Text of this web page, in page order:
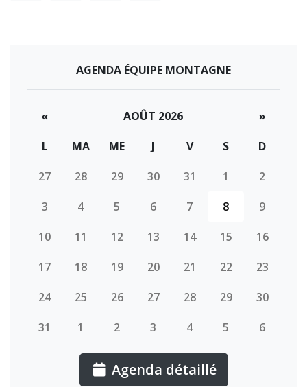
AGENDA ÉQUIPE MONTAGNE
« AOÛT 2026
»
L
MA ME J V S
D
27
28 29 30 31 1
2
3
4 5 6 7 8
9
10
11 12 13 14 15
16
17
18 19 20 21 22
23
24
25 26 27 28 29
30
31
1 2 3 4 5 6
Agenda détaillé